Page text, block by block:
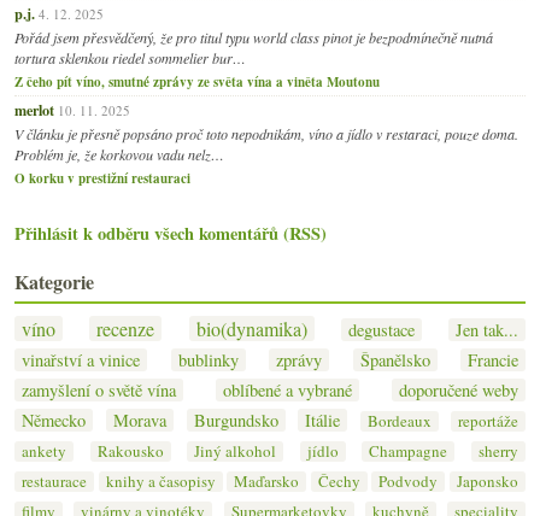
p.j. 4. 12. 2025
Pořád jsem přesvědčený, že pro titul typu world class pinot je bezpodmínečně nutná
tortura sklenkou riedel sommelier bur…
Z čeho pít víno, smutné zprávy ze světa vína a viněta Moutonu
merlot 10. 11. 2025
V článku je přesně popsáno proč toto nepodnikám, víno a jídlo v restaraci, pouze doma.
Problém je, že korkovou vadu nelz…
O korku v prestižní restauraci
Přihlásit k odběru všech komentářů (RSS)
Kategorie
víno recenze bio(dynamika) degustace
Jen tak...
vinařství a vinice
bublinky zprávy Španělsko
Francie
zamyšlení o světě vína
oblíbené a vybrané
doporučené weby
Německo
Morava Burgundsko Itálie Bordeaux
reportáže
ankety
Rakousko Jiný alkohol jídlo Champagne
sherry
restaurace
knihy a časopisy Maďarsko Čechy Podvody
Japonsko
filmy
vinárny a vinotéky Supermarketovky kuchyně speciality